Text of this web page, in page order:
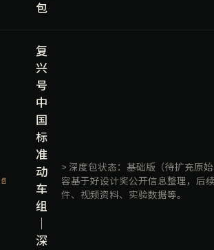
包
📄
复
兴
号
中
国
标
准
动
车
组
深
> 深度包状态：基础版（待扩充原
容基于好设计奖公开信息整理，后
件、视频资料、实验数据等。